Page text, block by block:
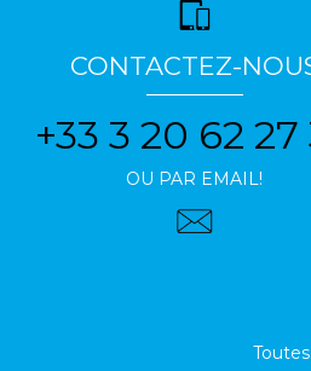
CONTACTEZ-
+33 3 20 62 27
OU PAR EMAIL!